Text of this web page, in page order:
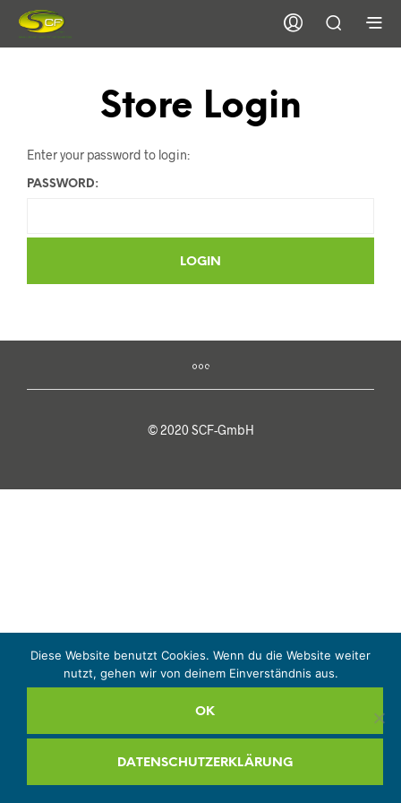
Store Login
Enter your password to login:
PASSWORD:
© 2020 SCF-GmbH
Diese Website benutzt Cookies. Wenn du die Website weiter
nutzt, gehen wir von deinem Einverständnis aus.
OK
DATENSCHUTZERKLÄRUNG